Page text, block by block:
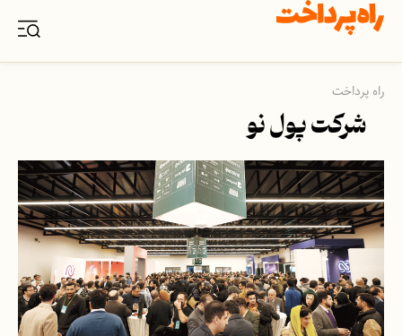
راه پرداخت
شرکت پول نو